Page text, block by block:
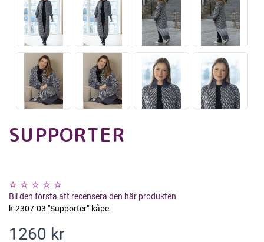
SUPPORTER
Bli den första att recensera den här produkten
k-2307-03 "Supporter"-kåpe
1260 kr